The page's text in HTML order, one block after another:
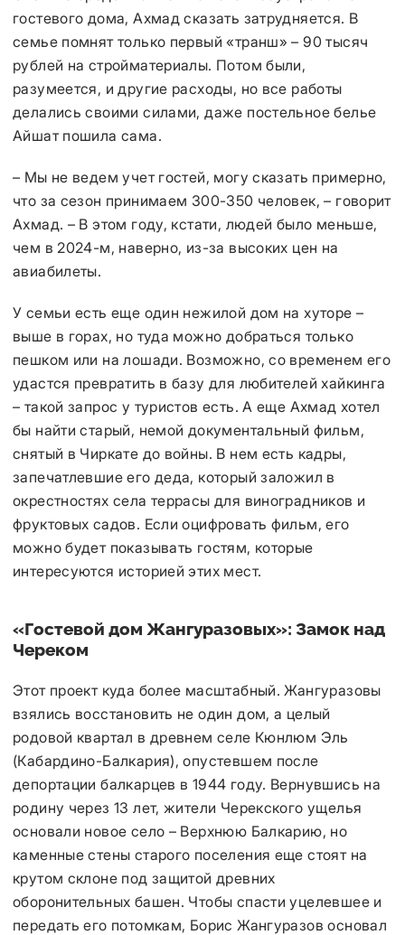
гостевого дома, Ахмад сказать затрудняется. В
семье помнят только первый «транш» – 90 тысяч
рублей на стройматериалы. Потом были,
разумеется, и другие расходы, но все работы
делались своими силами, даже постельное белье
Айшат пошила сама.
– Мы не ведем учет гостей, могу сказать примерно,
что за сезон принимаем 300-350 человек, – говорит
Ахмад. – В этом году, кстати, людей было меньше,
чем в 2024-м, наверно, из-за высоких цен на
авиабилеты.
У семьи есть еще один нежилой дом на хуторе –
выше в горах, но туда можно добраться только
пешком или на лошади. Возможно, со временем его
удастся превратить в базу для любителей хайкинга
– такой запрос у туристов есть. А еще Ахмад хотел
бы найти старый, немой документальный фильм,
снятый в Чиркате до войны. В нем есть кадры,
запечатлевшие его деда, который заложил в
окрестностях села террасы для виноградников и
фруктовых садов. Если оцифровать фильм, его
можно будет показывать гостям, которые
интересуются историей этих мест.
«Гостевой дом Жангуразовых»: Замок над
Череком
Этот проект куда более масштабный. Жангуразовы
взялись восстановить не один дом, а целый
родовой квартал в древнем селе Кюнлюм Эль
(Кабардино-Балкария), опустевшем после
депортации балкарцев в 1944 году. Вернувшись на
родину через 13 лет, жители Черекского ущелья
основали новое село – Верхнюю Балкарию, но
каменные стены старого поселения еще стоят на
крутом склоне под защитой древних
оборонительных башен. Чтобы спасти уцелевшее и
передать его потомкам, Борис Жангуразов основал